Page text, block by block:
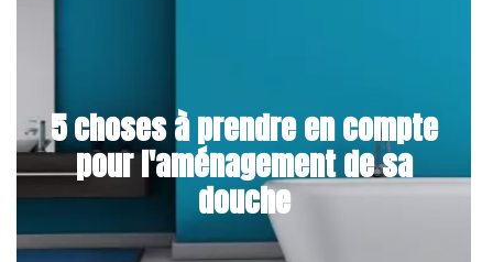
5 choses à prendre en compte
pour l'aménagement de sa
douche